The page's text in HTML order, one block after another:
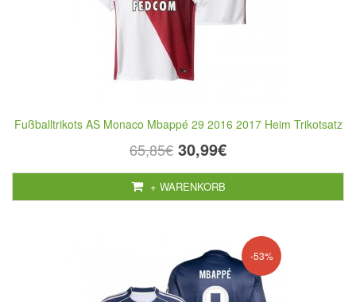
Fußballtrikots AS Monaco Mbappé 29 2016 2017 Heim Trikotsatz
65,85€ 30,99€
+ WARENKORB
-53%